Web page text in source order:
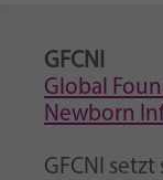
GFCNI
Global
Newborn
GFCNI